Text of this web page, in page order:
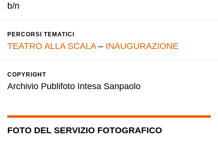
b/n
PERCORSI TEMATICI
TEATRO ALLA SCALA– INAUGURAZIONE
COPYRIGHT
Archivio Publifoto Intesa Sanpaolo
FOTO DEL SERVIZIO FOTOGRAFICO